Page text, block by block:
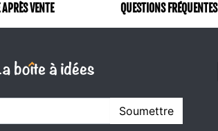
VENTE QUESTIONS FRÉQUENTES
Soumettre